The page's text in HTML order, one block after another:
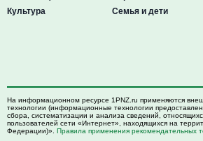
Культура
Семья и дети
На информационном ресурсе 1PNZ.ru применяются
технологии (информационные технологии
сбора, систематизации и анализа сведений,
пользователей сети «Интернет», находящихся на
Федерации)». Правила применения рекомендательных